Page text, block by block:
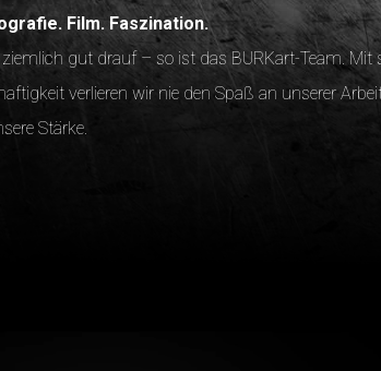
Film. Faszination.
gut drauf – so ist das BURKart-Team.
verlieren wir nie den Spaß an unserer
Stärke.